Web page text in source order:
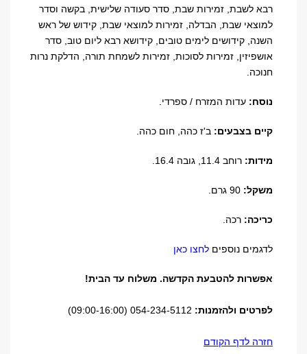
רבא לשבת, זמירות שבת, סדר סעודה שלישית, בקשה וסדר
למוצאי שבת, הבדלה, זמירות למוצאי שבת, קידוש של ראש
השנה, קידושים לימים טובים, קידושא רבא ליום טוב, סדר
אושפיזין, זמירות לסוכות, זמירות לשמחת תורה, הדלקת נרות
חנוכה.
נוסח: עדות המזרח / ספרדי.
קיים בצבעים: ב'ז כהה, חום כהה.
מידות: רוחב 11.4, גובה 16.4.
משקל: 90 גרם.
כריכה: רכה.
לדגמים נוספים לחצו כאן
אפשרות להטבעת הקדשה. משלוח עד הבית!
לפרטים ולהזמנות:
חזרה לדף הקודם